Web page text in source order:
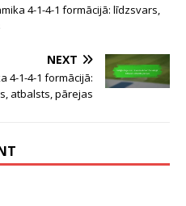
4-1-4-1 formācijā: līdzsvars,
NEXT
4-1-4-1 formācijā:
atbalsts, pārejas